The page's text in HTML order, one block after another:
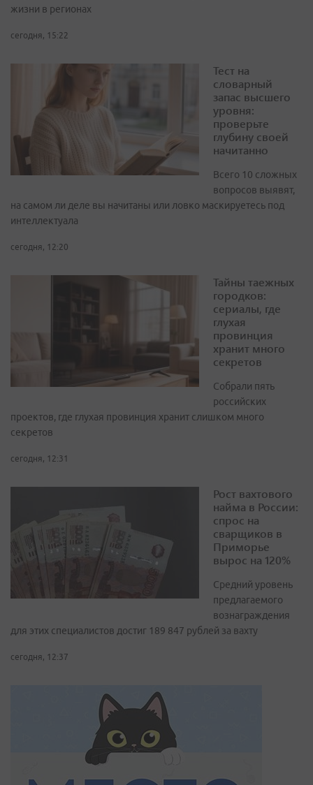
жизни в регионах
сегодня, 15:22
Тест на
словарный
запас высшего
уровня:
проверьте
глубину своей
начитанно
Всего 10 сложных
вопросов выявят,
на самом ли деле вы начитаны или ловко маскируетесь под
интеллектуала
сегодня, 12:20
Тайны таежных
городков:
сериалы, где
глухая
провинция
хранит много
секретов
Собрали пять
российских
проектов, где глухая провинция хранит слишком много
секретов
сегодня, 12:31
Рост вахтового
найма в России:
спрос на
сварщиков в
Приморье
вырос на 120%
Средний уровень
предлагаемого
вознаграждения
для этих специалистов достиг 189 847 рублей за вахту
сегодня, 12:37